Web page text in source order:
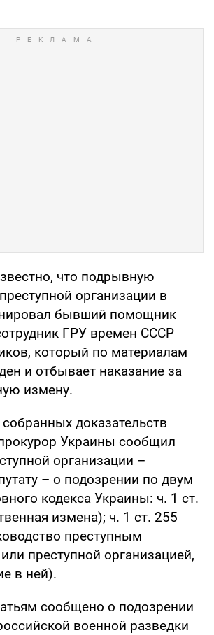
что подрывную
организации в
бывший помощник
ГРУ времен СССР
который по материалам
и отбывает наказание за
измену.
доказательств
Украины сообщил
организации –
– о подозрении по двум
кодекса Украины: ч. 1 ст.
измена); ч. 1 ст. 255
преступным
преступной организацией,
в ней).
сообщено о подозрении
военной разведки